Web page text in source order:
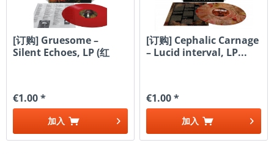
[订购] Gruesome ‎–
Silent Echoes, LP (红
€1.00 *
加入
[订购] Cephalic Carnage
‎– Lucid interval, LP...
€1.00 *
加入